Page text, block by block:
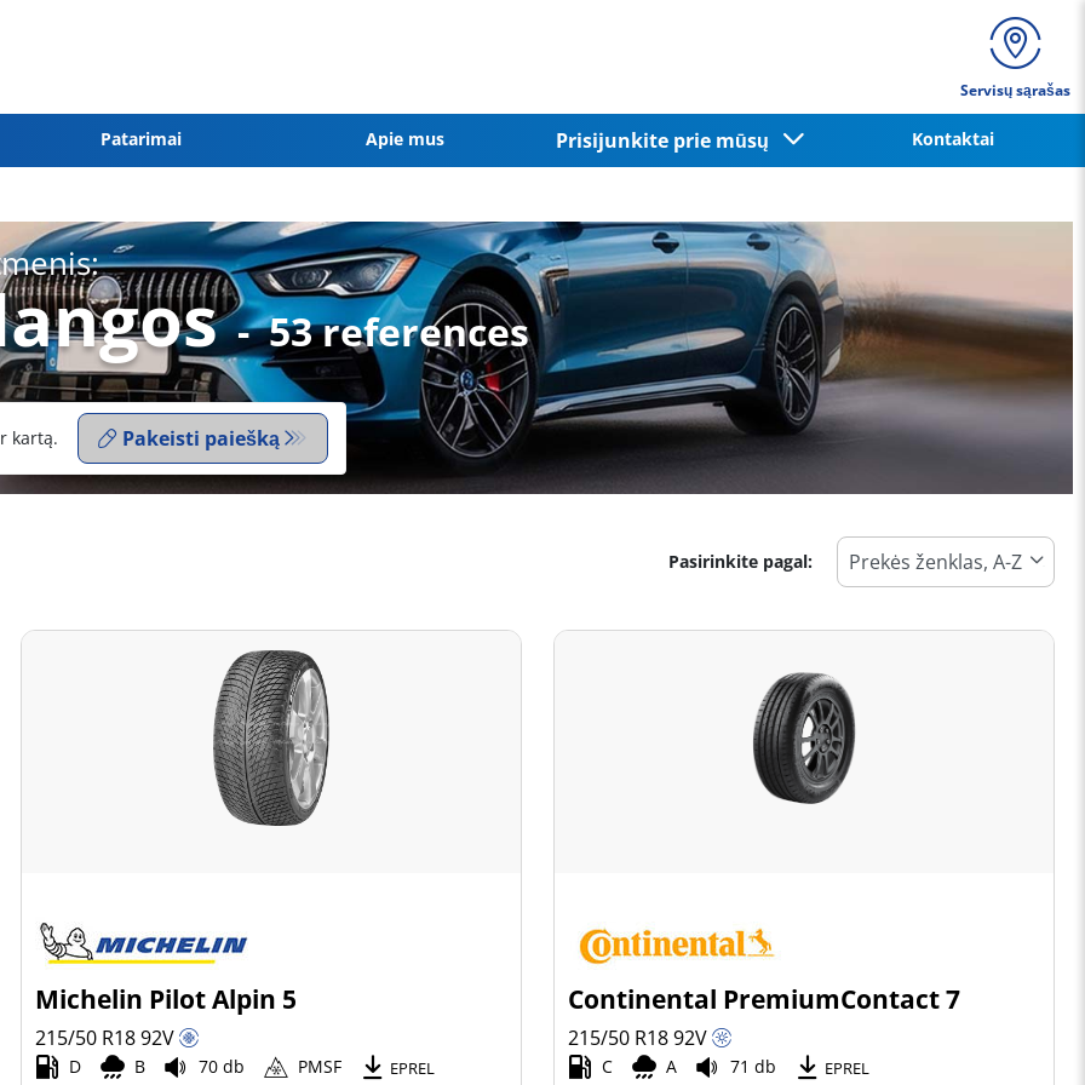
Servisų sąrašas
Patarimai Apie mus Prisijunkite prie mūsų Kontaktai
- 53 references
kartą. Pakeisti paiešką
Pasirinkite pagal:
Michelin Pilot Alpin 5
215/50 R1892V
D B 70 db PMSF EPREL
Continental PremiumContact 7
215/50 R1892V
C A 71 db EPREL